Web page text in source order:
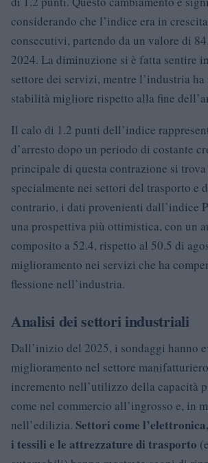
considerando che l’indice era in
consecutivi, partendo da un valore di
2024. La diminuzione si è fatta sentire
settore dei servizi, mentre l’industria ha
stabilità migliore rispetto alla fine
Il calo di 1.2 punti dell’indice
d’arresto dopo un periodo di costante
principale di questa contrazione si
specialmente nei settori del trasporto e
contrario, i dati provenienti dall’indice
una prospettiva più ottimistica, con un
composito a 52.4, rispetto al 50.5 di
miglioramento nei servizi che ha
flessione nell’industria.
Analisi dei settori industriali
Dall’inizio del 2025, i sondaggi hanno
miglioramento nel settore
incremento nell’utilizzo della capacità
come nel commercio all’ingrosso e, in
nell’edilizia. Settori come
i tessili e le attrezzature di trasporto